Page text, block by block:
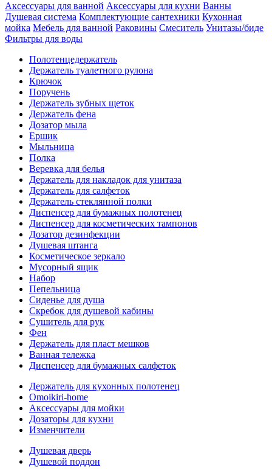
Аксессуары для ванной Аксессуары для кухни Ванны
Душевая система Комплектующие сантехники Кухонная
мойка Мебель для ванной Раковины Смеситель Унитазы/биде
Фильтры для воды
Полотенцедержатель
Держатель туалетного рулона
Крючок
Поручень
Держатель зубных щеток
Держатель фена
Дозатор мыла
Eршик
Мыльница
Полка
Веревка для белья
Держатель для накладок для унитаза
Держатель для салфеток
Держатель стеклянной полки
Диспенсер для бумажных полотенец
Диспенсер для косметических тампонов
Дозатор дезинфекции
Душевая штанга
Косметическое зеркало
Мусорный ящик
Набор
Пепельница
Сиденье для душа
Скребок для душевой кабины
Сушитель для рук
Фен
Держатель для пласт мешков
Ванная тележка
Диспенсер для бумажных салфеток
Держатель для кухонных полотенец
Omoikiri-home
Аксессуары для мойки
Дозаторы для кухни
Изменчители
Душевая дверь
Душевой поддон